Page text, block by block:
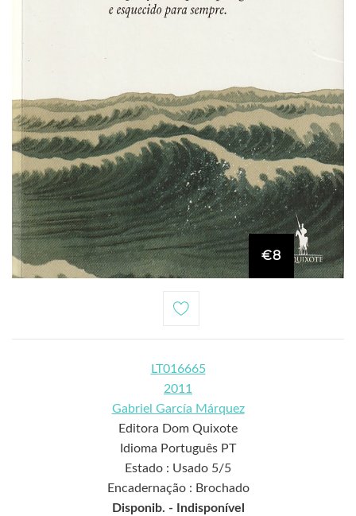
€8
LT016665
2011
Gabriel García Márquez
Editora Dom Quixote
Idioma Português PT
Estado : Usado 5/5
Encadernação : Brochado
Disponib. -
Indisponível